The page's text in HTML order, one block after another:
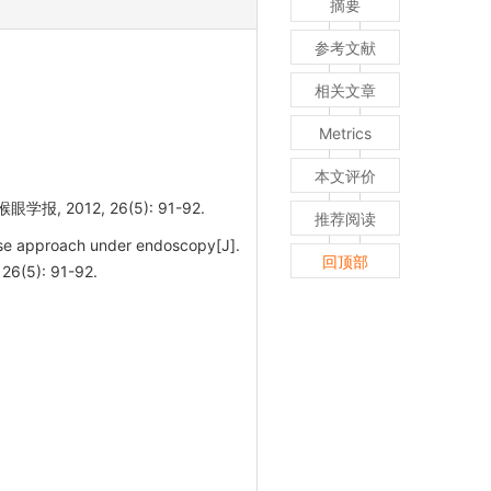
眼学报, 2012, 26(5): 91-92.
approach under endoscopy[J].
26(5): 91-92.
摘要
参考文献
相关文章
Metrics
本文评价
推荐阅读
回顶部